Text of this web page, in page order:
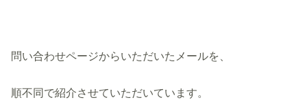
問い合わせページからいただいたメールを、
順不同で紹介させていただいています。